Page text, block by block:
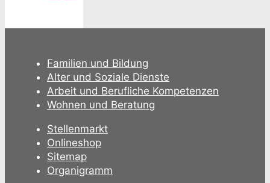
Familien und Bildung
Alter und Soziale Dienste
Arbeit und Berufliche Kompetenzen
Wohnen und Beratung
Stellenmarkt
Onlineshop
Sitemap
Organigramm